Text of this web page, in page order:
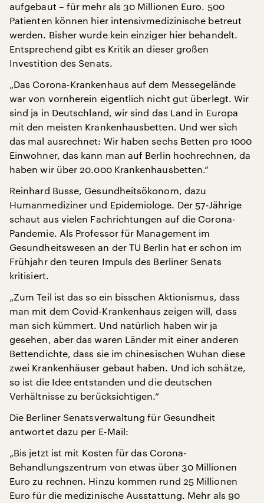
aufgebaut – für mehr als 30 Millionen Euro. 500
Patienten können hier intensivmedizinische betreut
werden. Bisher wurde kein einziger hier behandelt.
Entsprechend gibt es Kritik an dieser großen
Investition des Senats.
„Das Corona-Krankenhaus auf dem Messegelände
war von vornherein eigentlich nicht gut überlegt. Wir
sind ja in Deutschland, wir sind das Land in Europa
mit den meisten Krankenhausbetten. Und wer sich
das mal ausrechnet: Wir haben sechs Betten pro 1000
Einwohner, das kann man auf Berlin hochrechnen, da
haben wir über 20.000 Krankenhausbetten.“
Reinhard Busse, Gesundheitsökonom, dazu
Humanmediziner und Epidemiologe. Der 57-Jährige
schaut aus vielen Fachrichtungen auf die Corona-
Pandemie. Als Professor für Management im
Gesundheitswesen an der TU Berlin hat er schon im
Frühjahr den teuren Impuls des Berliner Senats
kritisiert.
„Zum Teil ist das so ein bisschen Aktionismus, dass
man mit dem Covid-Krankenhaus zeigen will, dass
man sich kümmert. Und natürlich haben wir ja
gesehen, aber das waren Länder mit einer anderen
Bettendichte, dass sie im chinesischen Wuhan diese
zwei Krankenhäuser gebaut haben. Und ich schätze,
so ist die Idee entstanden und die deutschen
Verhältnisse zu berücksichtigen.“
Die Berliner Senatsverwaltung für Gesundheit
antwortet dazu per E-Mail:
„Bis jetzt ist mit Kosten für das Corona-
Behandlungszentrum von etwas über 30 Millionen
Euro zu rechnen. Hinzu kommen rund 25 Millionen
Euro für die medizinische Ausstattung. Mehr als 90